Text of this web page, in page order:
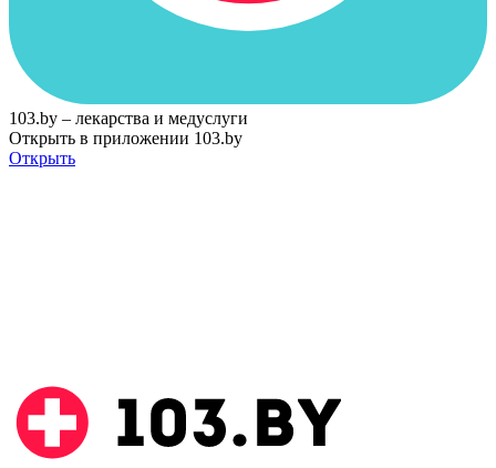
103.by – лекарства и медуслуги
Открыть в приложении 103.by
Открыть